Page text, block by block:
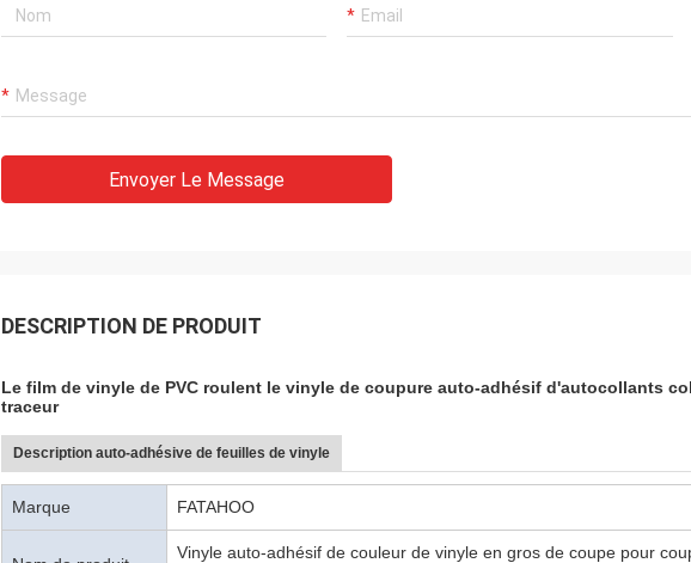
Envoyer Le Message
DESCRIPTION DE PRODUIT
Le film de vinyle de PVC roulent le vinyle de coupure auto-adhésif d'autocollants
traceur
Description auto-adhésive de feuilles de vinyle
Marque FATAHOO
Vinyle auto-adhésif de couleur de vinyle en gros de coupe pour